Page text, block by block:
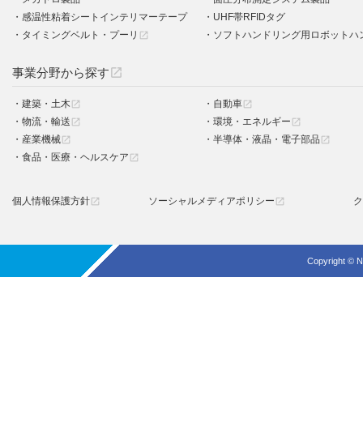
感温性粘着シートインテリマーテープ
UHF帯RFIDタグ
タイミングベルト・プーリ open_in_new ソフトハンドリング用ロボットハ
事業分野から探す open_in_new
建築・土木open_in_new 自動車open_in_new
物流・輸送 open_in_new 環境・エネルギー open_in_new
産業機械open_in_new 半導体・液晶・電子部品 open_in_new
食品・医療・ヘルスケア open_in_new
個人情報保護方針open_in_new ソーシャルメディアポリシー open_in_new
Copyright ©